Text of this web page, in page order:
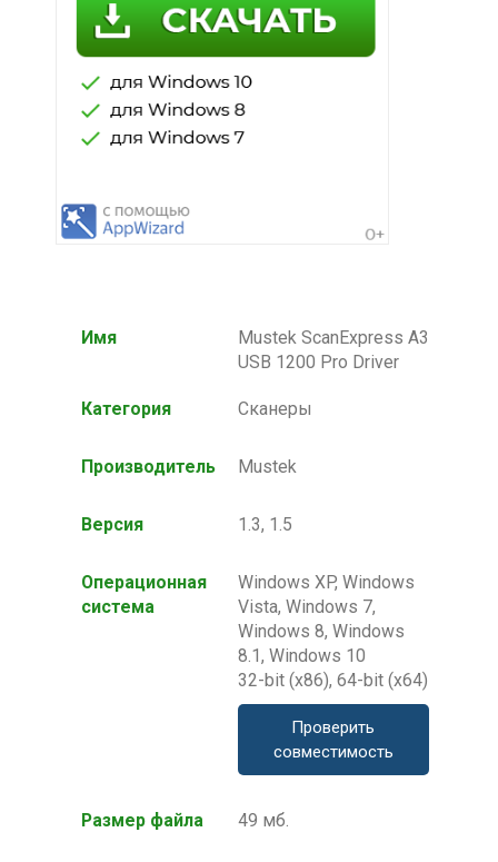
Имя
Mustek ScanExpress A3
USB 1200 Pro Driver
Категория Сканеры
Производитель Mustek
Версия 1.3, 1.5
Операционная
система
Windows XP, Windows
Vista, Windows 7,
Windows 8, Windows
8.1, Windows 10
32-bit (x86), 64-bit (x64)
Проверить
совместимость
Размер файла 49 мб.